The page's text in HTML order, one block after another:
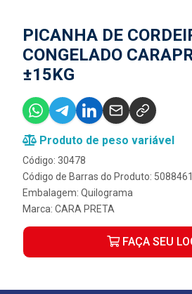
PICANHA DE
CONGELADO
±15KG
Produto de peso variável
Código: 30478
Código de Barras do Produto: 5088461
Embalagem: Quilograma
Marca: CARA PRETA
FAÇA SEU